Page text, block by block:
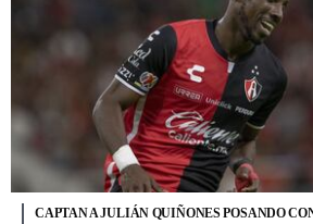
CAPTAN A JULIÁN QUIÑONES POSANDO